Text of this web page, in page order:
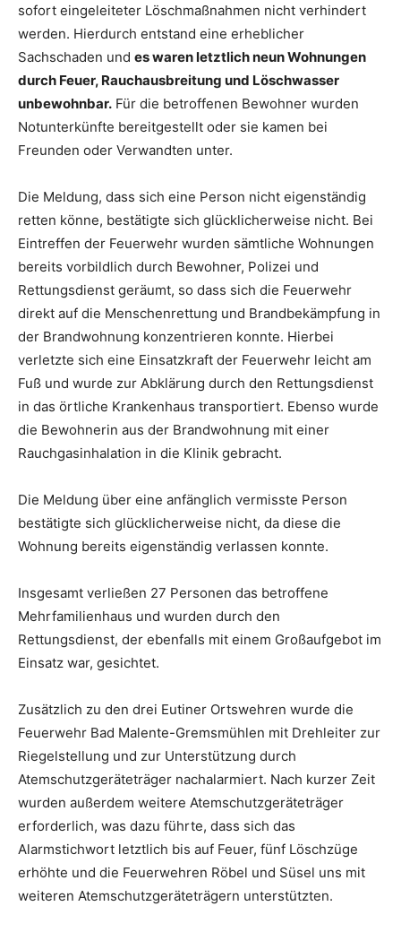
sofort eingeleiteter Löschmaßnahmen nicht verhindert
werden. Hierdurch entstand eine erheblicher
Sachschaden und es waren letztlich neun Wohnungen
durch Feuer, Rauchausbreitung und Löschwasser
unbewohnbar. Für die betroffenen Bewohner wurden
Notunterkünfte bereitgestellt oder sie kamen bei
Freunden oder Verwandten unter.
Die Meldung, dass sich eine Person nicht eigenständig
retten könne, bestätigte sich glücklicherweise nicht. Bei
Eintreffen der Feuerwehr wurden sämtliche Wohnungen
bereits vorbildlich durch Bewohner, Polizei und
Rettungsdienst geräumt, so dass sich die Feuerwehr
direkt auf die Menschenrettung und Brandbekämpfung in
der Brandwohnung konzentrieren konnte. Hierbei
verletzte sich eine Einsatzkraft der Feuerwehr leicht am
Fuß und wurde zur Abklärung durch den Rettungsdienst
in das örtliche Krankenhaus transportiert. Ebenso wurde
die Bewohnerin aus der Brandwohnung mit einer
Rauchgasinhalation in die Klinik gebracht.
Die Meldung über eine anfänglich vermisste Person
bestätigte sich glücklicherweise nicht, da diese die
Wohnung bereits eigenständig verlassen konnte.
Insgesamt verließen 27 Personen das betroffene
Mehrfamilienhaus und wurden durch den
Rettungsdienst, der ebenfalls mit einem Großaufgebot im
Einsatz war, gesichtet.
Zusätzlich zu den drei Eutiner Ortswehren wurde die
Feuerwehr Bad Malente-Gremsmühlen mit Drehleiter zur
Riegelstellung und zur Unterstützung durch
Atemschutzgeräteträger nachalarmiert. Nach kurzer Zeit
wurden außerdem weitere Atemschutzgeräteträger
erforderlich, was dazu führte, dass sich das
Alarmstichwort letztlich bis auf Feuer, fünf Löschzüge
erhöhte und die Feuerwehren Röbel und Süsel uns mit
weiteren Atemschutzgeräteträgern unterstützten.